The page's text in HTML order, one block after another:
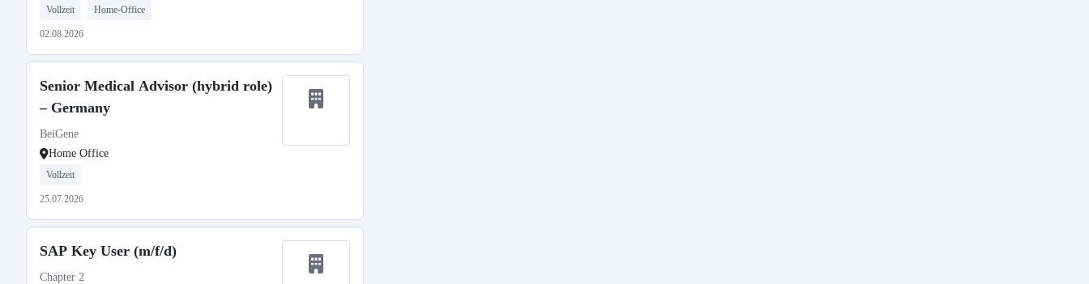
Vollzeit Home-Office
02.08.2026
Senior Medical Advisor (hybrid role)
– Germany
BeiGene
Home Office
Vollzeit
25.07.2026
SAP Key User (m/f/d)
Chapter 2